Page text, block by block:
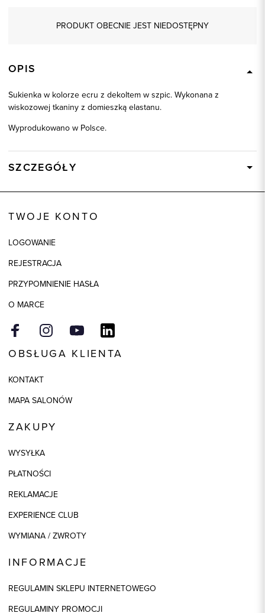
PRODUKT OBECNIE JEST NIEDOSTĘPNY
OPIS
Sukienka w kolorze ecru z dekoltem w szpic. Wykonana z
wiskozowej tkaniny z domieszką elastanu.
Wyprodukowano w Polsce.
SZCZEGÓŁY
Składy podszewek
Kolor
TWOJE KONTO
LOGOWANIE
REJESTRACJA
PRZYPOMNIENIE HASŁA
O MARCE
OBSŁUGA KLIENTA
KONTAKT
MAPA SALONÓW
ZAKUPY
WYSYŁKA
PŁATNOŚCI
REKLAMACJE
EXPERIENCE CLUB
WYMIANA / ZWROTY
INFORMACJE
REGULAMIN SKLEPU INTERNETOWEGO
REGULAMINY PROMOCJI